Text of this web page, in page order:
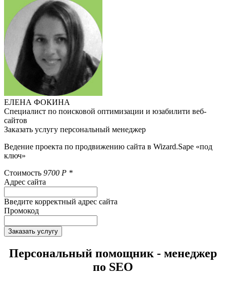
ЕЛЕНА ФОКИНА
Специалист по поисковой оптимизации и юзабилити веб-
сайтов
Заказать услугу персональный менеджер
Ведение проекта по продвижению сайта в Wizard.Sape «под
ключ»
Стоимость 9700 Р *
Адрес сайта
Введите корректный адрес сайта
Промокод
Заказать услугу
Персональный помощник - менеджер
по SEO